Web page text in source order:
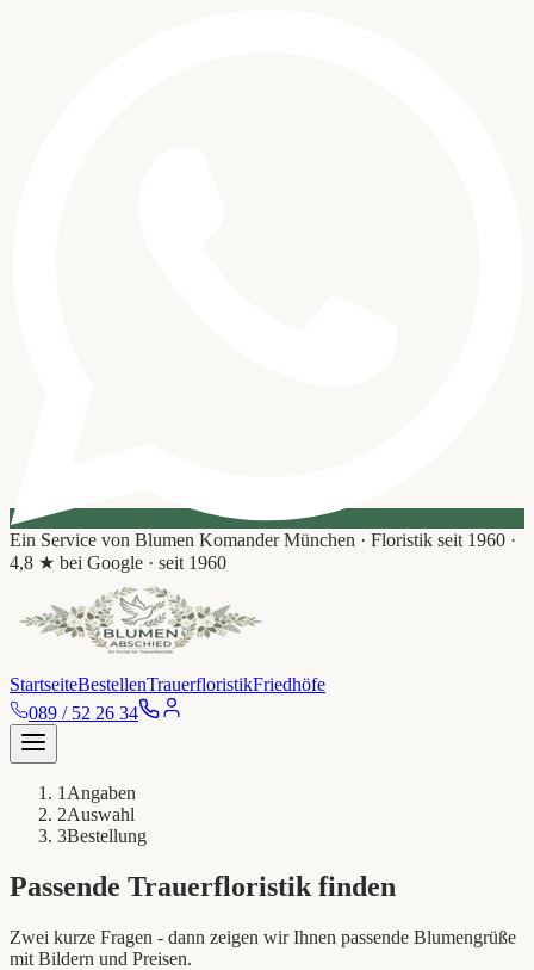
Ein Service von Blumen Komander München · Floristik seit 1960 ·
4,8 ★ bei Google · seit 1960
StartseiteBestellenTrauerfloristikFriedhöfe
089 / 52 26 34
1 Angaben
2Auswahl
3Bestellung
Passende Trauerfloristik finden
Zwei kurze Fragen - dann zeigen wir Ihnen passende Blumengrüße
mit Bildern und Preisen.